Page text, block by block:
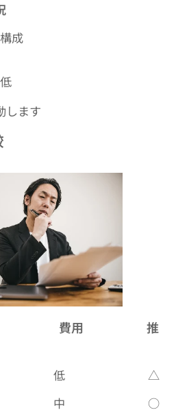
成
します
性 費用 推
低 低 △
管 中 中 ○